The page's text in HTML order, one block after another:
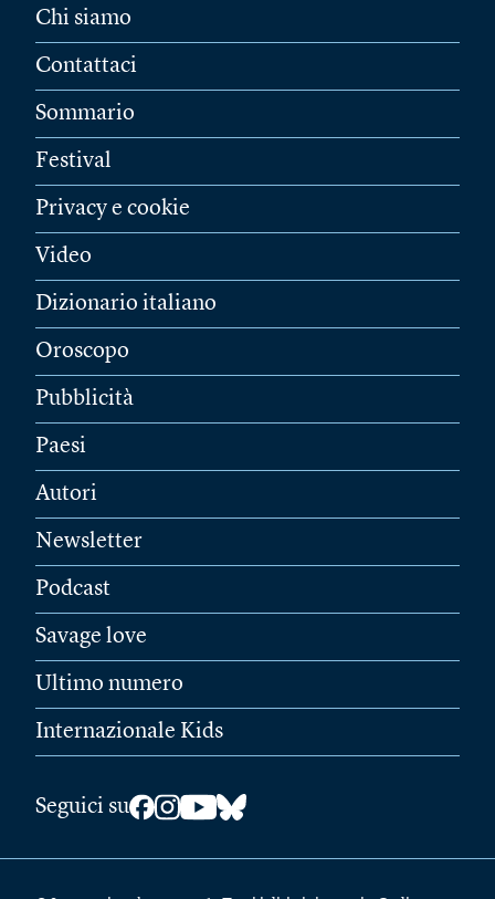
Chi siamo
Contattaci
Sommario
Festival
Privacy e cookie
Video
Dizionario italiano
Oroscopo
Pubblicità
Paesi
Autori
Newsletter
Podcast
Savage love
Ultimo numero
Internazionale Kids
Seguici su